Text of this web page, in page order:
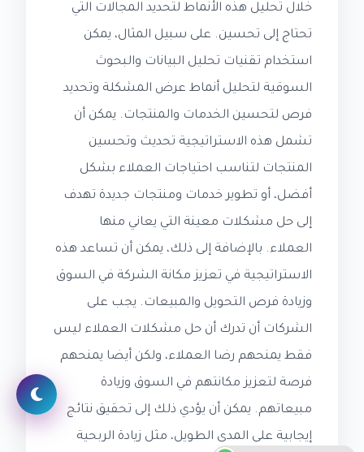
خلال تحليل هذه الأنماط لتحديد المجالات التي
تحتاج إلى تحسين. على سبيل المثال، يمكن
استخدام تقنيات تحليل البيانات والبحوث
السوقية لتحليل أنماط عرض المشكلة وتحديد
فرص لتحسين الخدمات والمنتجات. يمكن أن
تشمل هذه الاستراتيجية تحديث وتحسين
المنتجات لتناسب احتياجات العملاء بشكل
أفضل، أو تطوير خدمات ومنتجات جديدة تهدف
إلى حل مشكلات معينة التي يعاني منها
العملاء. بالإضافة إلى ذلك، يمكن أن تساعد هذه
الاستراتيجية في تعزيز مكانة الشركة في السوق
وزيادة فرص التحويل والمبيعات. يجب على
الشركات أن تدرك أن حل مشكلات العملاء ليس
فقط يمنحهم رضا العملاء، ولكن أيضا يمنحهم
فرصة لتعزيز مكانتهم في السوق وزيادة
مبيعاتهم. يمكن أن يؤدي ذلك إلى تحقيق نتائج
إيجابية على المدى الطويل، مثل زيادة الربحية